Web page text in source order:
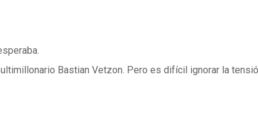
Bastian Vetzon. Pero es difícil ignorar la